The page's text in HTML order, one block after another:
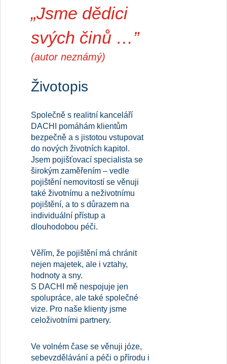
„Jsme dědici
svých činů …”
(autor neznámý)
Životopis
Společně s realitní kanceláří
DACHI pomáhám klientům
bezpečně a s jistotou vstupovat
do nových životních kapitol.
Jsem pojišťovací specialista se
širokým zaměřením – vedle
pojištění nemovitostí se věnuji
také životnímu a neživotnímu
pojištění, a to s důrazem na
individuální přístup a
dlouhodobou péči.
Věřím, že pojištění má chránit
nejen majetek, ale i vztahy,
hodnoty a sny.
S DACHI mě nespojuje jen
spolupráce, ale také společné
vize. Pro naše klienty jsme
celoživotními partnery.
Ve volném čase se věnuji józe,
sebevzdělávání a péči o přírodu i